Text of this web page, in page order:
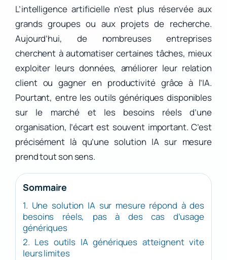
L’intelligence artificielle n’est plus réservée aux
grands groupes ou aux projets de recherche.
Aujourd’hui, de nombreuses entreprises
cherchent à automatiser certaines tâches, mieux
exploiter leurs données, améliorer leur relation
client ou gagner en productivité grâce à l’IA.
Pourtant, entre les outils génériques disponibles
sur le marché et les besoins réels d’une
organisation, l’écart est souvent important. C’est
précisément là qu’une solution IA sur mesure
prend tout son sens.
Sommaire
1. Une solution IA sur mesure répond à des
besoins réels, pas à des cas d’usage
génériques
2. Les outils IA génériques atteignent vite
leurs limites